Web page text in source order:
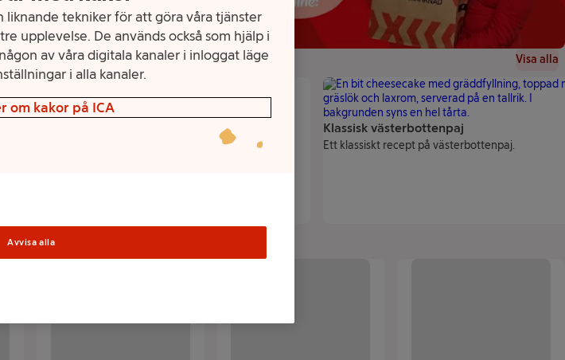
är
Enkla recept
Krångla inte till det!
Klassisk västerbottenpaj
Ett klassiskt recept på västerbottenpaj.
Visa alla
liknande tekniker för att göra våra tjänster
upplevelse. De används också som hjälp i
av våra digitala kanaler i inloggat läge
i alla kanaler.
om kakor på ICA
Avvisa alla